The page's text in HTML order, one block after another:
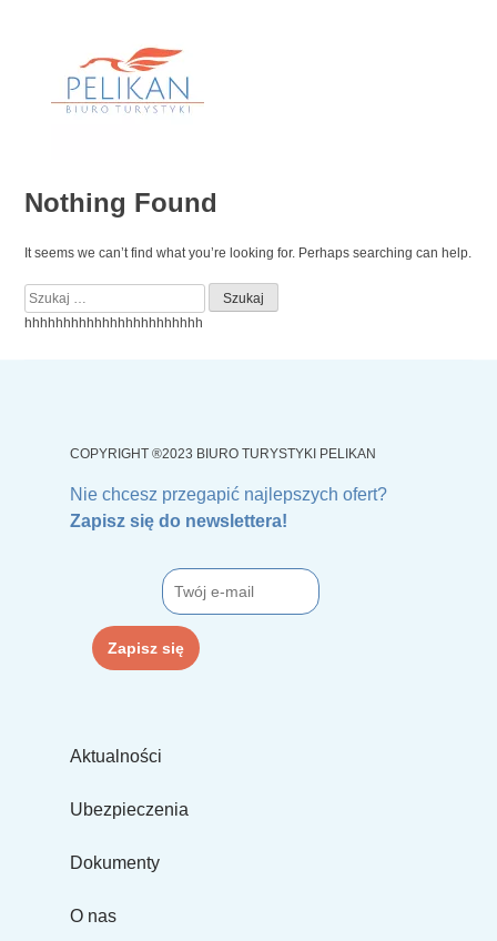
Nothing Found
It seems we can’t find what you’re looking for. Perhaps searching can help.
Szukaj:
hhhhhhhhhhhhhhhhhhhhhhh
Nie chcesz przegapić najlepszych ofert?
Zapisz się do newslettera!
COPYRIGHT ®2023 BIURO TURYSTYKI PELIKAN
Aktualności
Ubezpieczenia
Dokumenty
O nas